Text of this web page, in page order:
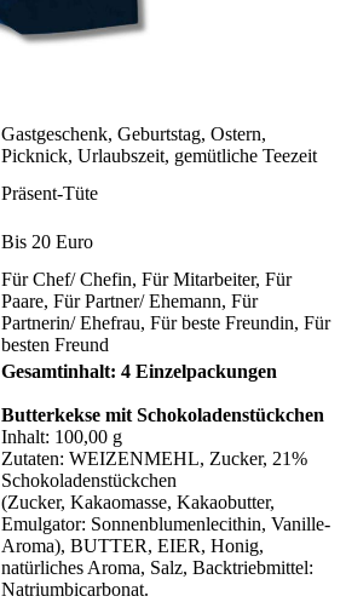
Gastgeschenk, Geburtstag, Ostern,
Picknick, Urlaubszeit, gemütliche Teezeit
Präsent-Tüte
Bis 20 Euro
Für Chef/ Chefin, Für Mitarbeiter, Für
Paare, Für Partner/ Ehemann, Für
Partnerin/ Ehefrau, Für beste Freundin, Für
besten Freund
Gesamtinhalt: 4 Einzelpackungen
Butterkekse mit Schokoladenstückchen
Inhalt: 100,00 g
Zutaten: WEIZENMEHL, Zucker, 21%
Schokoladenstückchen
(Zucker, Kakaomasse, Kakaobutter,
Emulgator: Sonnenblumenlecithin, Vanille-
Aroma), BUTTER, EIER, Honig,
natürliches Aroma, Salz, Backtriebmittel:
Natriumbicarbonat.